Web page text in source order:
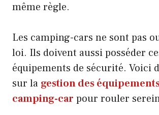
même règle.
Les camping-cars ne sont pas
loi. Ils doivent aussi posséder
équipements de sécurité. Voici
sur la gestion des
camping-car pour rouler